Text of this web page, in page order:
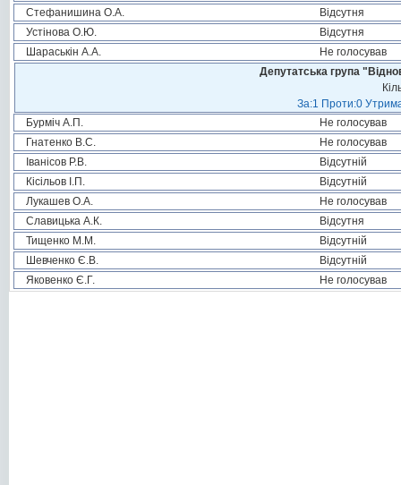
Стефанишина О.А.
Відсутня
Устінова О.Ю.
Відсутня
Шараськін А.А.
Не голосував
Депутатська група
За:1 Проти:0
Бурміч А.П.
Не голосував
Гнатенко В.С.
Не голосував
Іванісов Р.В.
Відсутній
Кісільов І.П.
Відсутній
Лукашев О.А.
Не голосував
Славицька А.К.
Відсутня
Тищенко М.М.
Відсутній
Шевченко Є.В.
Відсутній
Яковенко Є.Г.
Не голосував